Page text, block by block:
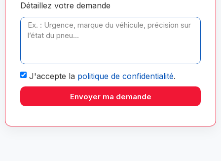
Détaillez votre demande
J'accepte la politique de confidentialité.
Envoyer ma demande